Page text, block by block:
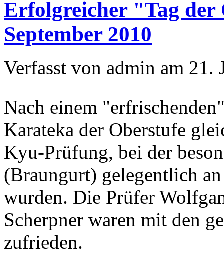
Erfolgreicher "Tag der
September 2010
Verfasst von admin am 21.
Nach einem
Karateka der Oberstufe
Kyu-Prüfung, bei der
(Braungurt) gelegentlich
wurden. Die Prüfer
Scherpner waren mit den
zufrieden.